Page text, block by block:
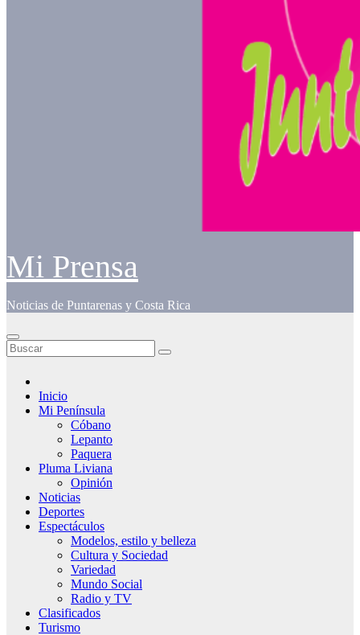
Mi Prensa
Noticias de Puntarenas y Costa Rica
Inicio
Mi Península
Cóbano
Lepanto
Paquera
Pluma Liviana
Opinión
Noticias
Deportes
Espectáculos
Modelos, estilo y belleza
Cultura y Sociedad
Variedad
Mundo Social
Radio y TV
Clasificados
Turismo